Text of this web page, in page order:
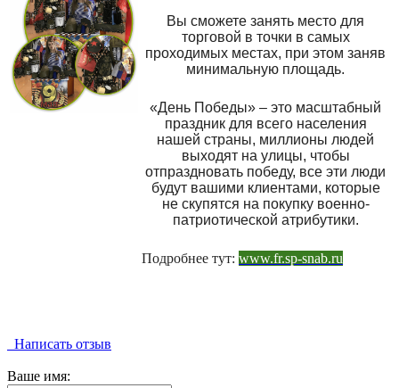
Вы сможете занять место для
торговой в точки в самых
проходимых местах, при этом заняв
минимальную площадь.
«День Победы» – это масштабный
праздник для всего населения
нашей страны, миллионы людей
выходят на улицы, чтобы
отпраздновать победу, все эти люди
будут вашими клиентами, которые
не скупятся на покупку военно-
патриотической атрибутики.
Подробнее тут: www.fr.sp-snab.ru
Написать отзыв
Ваше имя: